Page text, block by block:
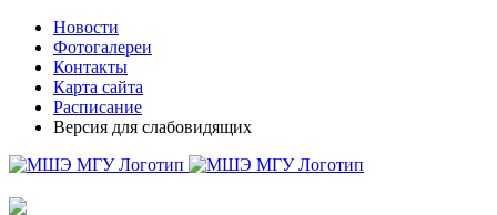
Skip
content
TelegramНовости
Фотогалереи
Контакты
Карта сайта
Расписание
Версия для слабовидящих